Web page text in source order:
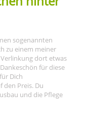
sogenannten
zu einem meiner
dort etwas
für diese
Dich
den Preis. Du
und die Pflege